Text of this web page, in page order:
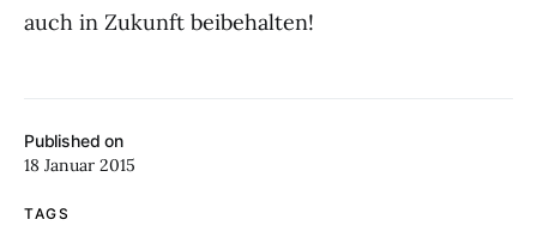
Published on
18 Januar 2015
TAGS
auch in Zukunft beibehalten!